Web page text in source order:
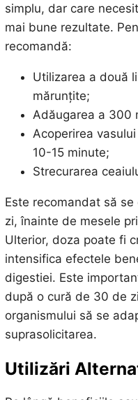
simplu, dar care
mai bune rezultate.
recomandă:
Utilizarea a două
mărunțite;
Adăugarea a 300
Acoperirea
10-15 minute;
Strecurarea
Este recomandat să
zi, înainte de mesele
Ulterior, doza poate fi
intensifica efectele
digestiei. Este
după o cură de 30 de
organismului să se
suprasolicitarea.
Utilizări